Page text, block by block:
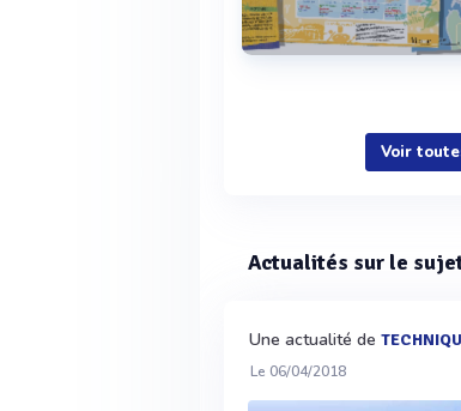
Voir plus
Voir
Actualités sur le
Une actualité de
Le 06/04/2018